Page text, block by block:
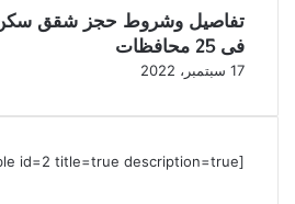
تفاصيل وشروط حجز شقق سكن
فى 25 محافظات
17 سبتمبر، 2022
[formidable id=2 title=true description=true]